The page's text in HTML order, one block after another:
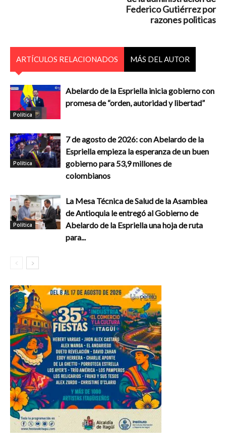
Federico Gutiérrez por
razones politicas
ARTÍCULOS RELACIONADOS MÁS DEL AUTOR
Política
Abelardo de la Espriella inicia gobierno con
promesa de “orden, autoridad y libertad”
Política
7 de agosto de 2026: con Abelardo de la
Espriella empieza la esperanza de un buen
gobierno para 53,9 millones de
colombianos
Política
La Mesa Técnica de Salud de la Asamblea
de Antioquia le entregó al Gobierno de
Abelardo de la Espriella una hoja de ruta
para...